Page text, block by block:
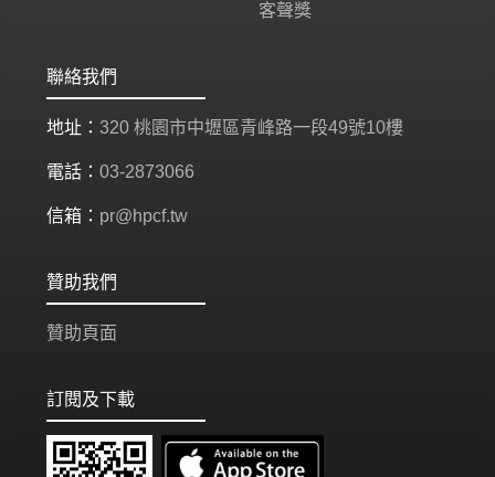
客聲獎
聯絡我們
地址： 320 桃園市中壢區青峰路一段49號10樓
電話： 03-2873066
信箱： pr@hpcf.tw
贊助我們
贊助頁面
訂閱及下載